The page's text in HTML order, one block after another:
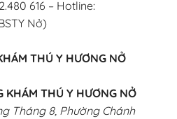
616 – Hotline:
Nở)
THÚ Y HƯƠNG NỞ
KHÁM THÚ Y HƯƠNG NỞ
Tháng 8, Phường Chánh